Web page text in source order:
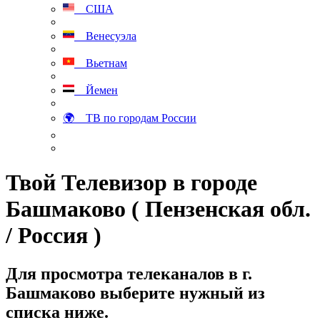
США
Венесуэла
Вьетнам
Йемен
🌍 ТВ по городам России
Твой Телевизор в городе
Башмаково ( Пензенская обл.
/ Россия )
Для просмотра телеканалов в г.
Башмаково выберите нужный из
списка ниже.